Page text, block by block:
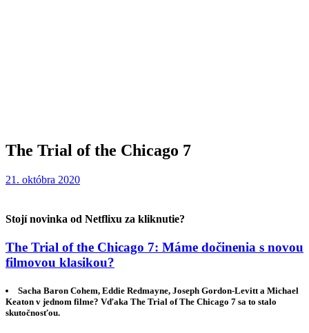
The Trial of the Chicago 7
21. októbra 2020
Stojí novinka od Netflixu za kliknutie?
The Trial of the Chicago 7: Máme dočinenia s novou
filmovou klasikou?
Sacha Baron Cohem, Eddie Redmayne, Joseph Gordon-Levitt a Michael
Keaton v jednom filme? Vďaka The Trial of The Chicago 7 sa to stalo
skutočnosťou.